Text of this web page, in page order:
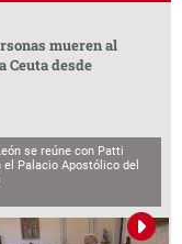
mueren al
Ceuta desde
se reúne con Patti
el Palacio Apostólico del